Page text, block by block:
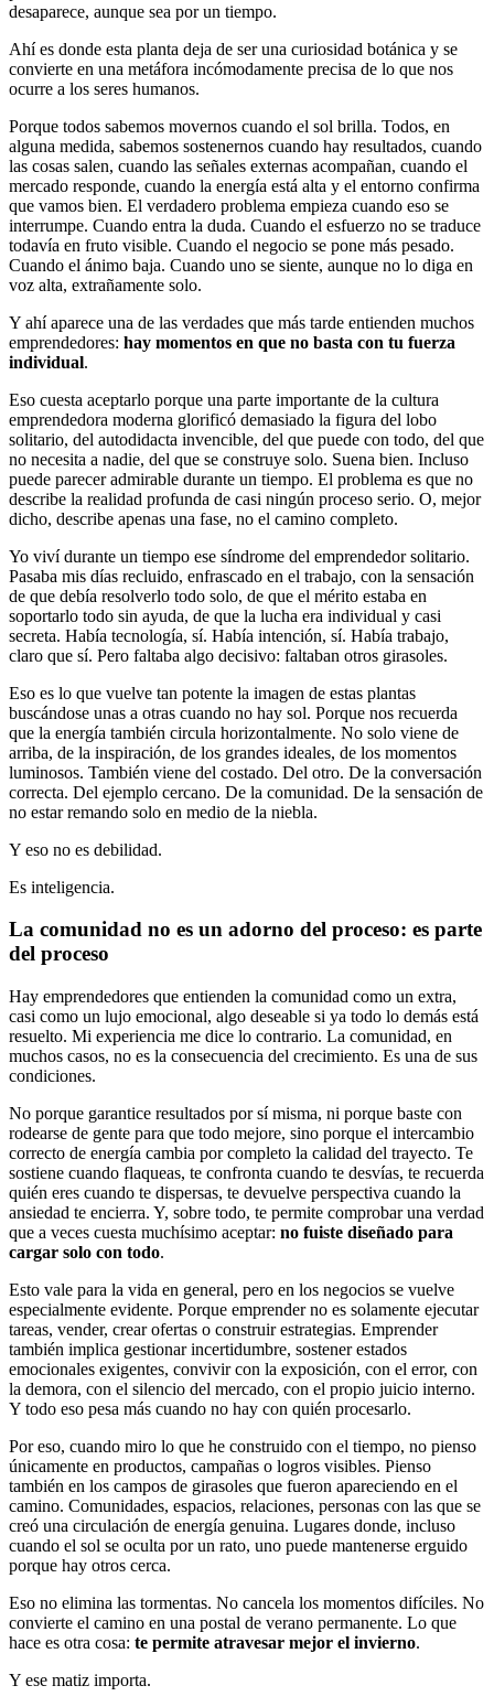
desaparece, aunque sea por un tiempo.
Ahí es donde esta planta deja de ser una curiosidad botánica y se
convierte en una metáfora incómodamente precisa de lo que nos
ocurre a los seres humanos.
Porque todos sabemos movernos cuando el sol brilla. Todos, en
alguna medida, sabemos sostenernos cuando hay resultados, cuando
las cosas salen, cuando las señales externas acompañan, cuando el
mercado responde, cuando la energía está alta y el entorno confirma
que vamos bien. El verdadero problema empieza cuando eso se
interrumpe. Cuando entra la duda. Cuando el esfuerzo no se traduce
todavía en fruto visible. Cuando el negocio se pone más pesado.
Cuando el ánimo baja. Cuando uno se siente, aunque no lo diga en
voz alta, extrañamente solo.
Y ahí aparece una de las verdades que más tarde entienden muchos
emprendedores: hay momentos en que no basta con tu fuerza
individual.
Eso cuesta aceptarlo porque una parte importante de la cultura
emprendedora moderna glorificó demasiado la figura del lobo
solitario, del autodidacta invencible, del que puede con todo, del que
no necesita a nadie, del que se construye solo. Suena bien. Incluso
puede parecer admirable durante un tiempo. El problema es que no
describe la realidad profunda de casi ningún proceso serio. O, mejor
dicho, describe apenas una fase, no el camino completo.
Yo viví durante un tiempo ese síndrome del emprendedor solitario.
Pasaba mis días recluido, enfrascado en el trabajo, con la sensación
de que debía resolverlo todo solo, de que el mérito estaba en
soportarlo todo sin ayuda, de que la lucha era individual y casi
secreta. Había tecnología, sí. Había intención, sí. Había trabajo,
claro que sí. Pero faltaba algo decisivo: faltaban otros girasoles.
Eso es lo que vuelve tan potente la imagen de estas plantas
buscándose unas a otras cuando no hay sol. Porque nos recuerda
que la energía también circula horizontalmente. No solo viene de
arriba, de la inspiración, de los grandes ideales, de los momentos
luminosos. También viene del costado. Del otro. De la conversación
correcta. Del ejemplo cercano. De la comunidad. De la sensación de
no estar remando solo en medio de la niebla.
Y eso no es debilidad.
Es inteligencia.
La comunidad no es un adorno del proceso: es parte
del proceso
Hay emprendedores que entienden la comunidad como un extra,
casi como un lujo emocional, algo deseable si ya todo lo demás está
resuelto. Mi experiencia me dice lo contrario. La comunidad, en
muchos casos, no es la consecuencia del crecimiento. Es una de sus
condiciones.
No porque garantice resultados por sí misma, ni porque baste con
rodearse de gente para que todo mejore, sino porque el intercambio
correcto de energía cambia por completo la calidad del trayecto. Te
sostiene cuando flaqueas, te confronta cuando te desvías, te recuerda
quién eres cuando te dispersas, te devuelve perspectiva cuando la
ansiedad te encierra. Y, sobre todo, te permite comprobar una verdad
que a veces cuesta muchísimo aceptar: no fuiste diseñado para
cargar solo con todo.
Esto vale para la vida en general, pero en los negocios se vuelve
especialmente evidente. Porque emprender no es solamente ejecutar
tareas, vender, crear ofertas o construir estrategias. Emprender
también implica gestionar incertidumbre, sostener estados
emocionales exigentes, convivir con la exposición, con el error, con
la demora, con el silencio del mercado, con el propio juicio interno.
Y todo eso pesa más cuando no hay con quién procesarlo.
Por eso, cuando miro lo que he construido con el tiempo, no pienso
únicamente en productos, campañas o logros visibles. Pienso
también en los campos de girasoles que fueron apareciendo en el
camino. Comunidades, espacios, relaciones, personas con las que se
creó una circulación de energía genuina. Lugares donde, incluso
cuando el sol se oculta por un rato, uno puede mantenerse erguido
porque hay otros cerca.
Eso no elimina las tormentas. No cancela los momentos difíciles. No
convierte el camino en una postal de verano permanente. Lo que
hace es otra cosa: te permite atravesar mejor el invierno.
Y ese matiz importa.